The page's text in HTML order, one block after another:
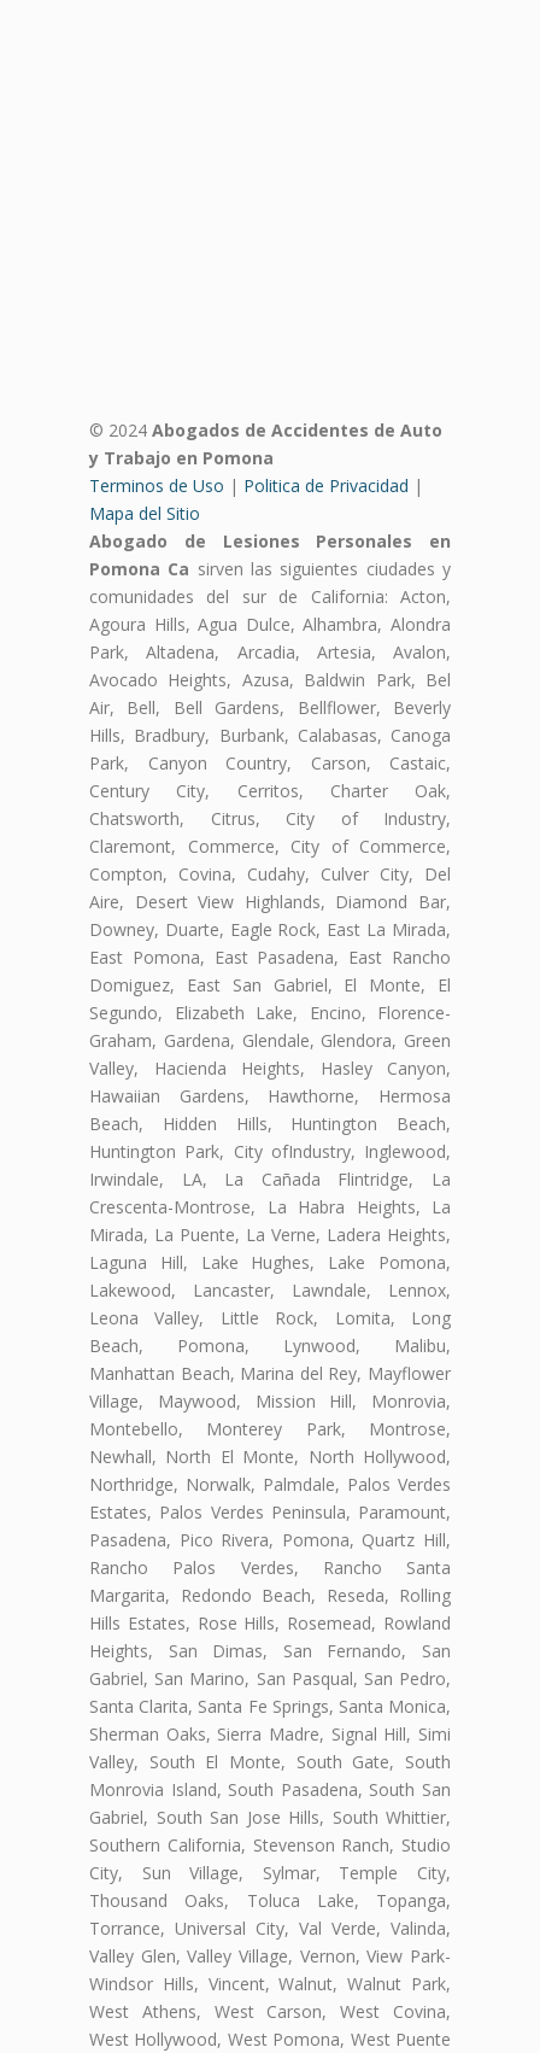
© 2024 Abogados de Accidentes de Auto
y Trabajo en Pomona
Terminos de Uso | Politica de Privacidad |
Mapa del Sitio
Abogado de Lesiones Personales en
Pomona Ca sirven las siguientes ciudades y
comunidades del sur de California: Acton,
Agoura Hills, Agua Dulce, Alhambra, Alondra
Park, Altadena, Arcadia, Artesia, Avalon,
Avocado Heights, Azusa, Baldwin Park, Bel
Air, Bell, Bell Gardens, Bellflower, Beverly
Hills, Bradbury, Burbank, Calabasas, Canoga
Park, Canyon Country, Carson, Castaic,
Century City, Cerritos, Charter Oak,
Chatsworth, Citrus, City of Industry,
Claremont, Commerce, City of Commerce,
Compton, Covina, Cudahy, Culver City, Del
Aire, Desert View Highlands, Diamond Bar,
Downey, Duarte, Eagle Rock, East La Mirada,
East Pomona, East Pasadena, East Rancho
Domiguez, East San Gabriel, El Monte, El
Segundo, Elizabeth Lake, Encino, Florence-
Graham, Gardena, Glendale, Glendora, Green
Valley, Hacienda Heights, Hasley Canyon,
Hawaiian Gardens, Hawthorne, Hermosa
Beach, Hidden Hills, Huntington Beach,
Huntington Park, City ofIndustry, Inglewood,
Irwindale, LA, La Cañada Flintridge, La
Crescenta-Montrose, La Habra Heights, La
Mirada, La Puente, La Verne, Ladera Heights,
Laguna Hill, Lake Hughes, Lake Pomona,
Lakewood, Lancaster, Lawndale, Lennox,
Leona Valley, Little Rock, Lomita, Long
Beach, Pomona, Lynwood, Malibu,
Manhattan Beach, Marina del Rey, Mayflower
Village, Maywood, Mission Hill, Monrovia,
Montebello, Monterey Park, Montrose,
Newhall, North El Monte, North Hollywood,
Northridge, Norwalk, Palmdale, Palos Verdes
Estates, Palos Verdes Peninsula, Paramount,
Pasadena, Pico Rivera, Pomona, Quartz Hill,
Rancho Palos Verdes, Rancho Santa
Margarita, Redondo Beach, Reseda, Rolling
Hills Estates, Rose Hills, Rosemead, Rowland
Heights, San Dimas, San Fernando, San
Gabriel, San Marino, San Pasqual, San Pedro,
Santa Clarita, Santa Fe Springs, Santa Monica,
Sherman Oaks, Sierra Madre, Signal Hill, Simi
Valley, South El Monte, South Gate, South
Monrovia Island, South Pasadena, South San
Gabriel, South San Jose Hills, South Whittier,
Southern California, Stevenson Ranch, Studio
City, Sun Village, Sylmar, Temple City,
Thousand Oaks, Toluca Lake, Topanga,
Torrance, Universal City, Val Verde, Valinda,
Valley Glen, Valley Village, Vernon, View Park-
Windsor Hills, Vincent, Walnut, Walnut Park,
West Athens, West Carson, West Covina,
West Hollywood, West Pomona, West Puente